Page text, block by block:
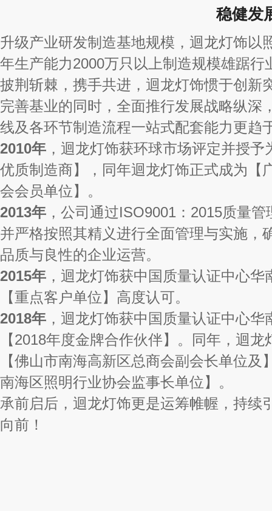
稳健发
升级产业研发制造基地规模，迴龙灯饰以
年生产能力2000万只以上制造规模雄踞行
披荆斩棘，携手共进，迴龙灯饰惯于创新
完善基业的同时，全面推行发展战略纵深
线及各环节制造流程一站式配套能力更趋
2010年 ，迴龙灯饰获环球市场评定并授予
优质制造商】，同年迴龙灯饰正式成为【
会会员单位】。
2013年 ，公司通过ISO9001：2015质量
并严格按照其精义进行全面管理与实施，
品质与良性的企业运营。
2015年 ，迴龙灯饰获中国质量认证中心华
【重点客户单位】高度认可。
2018年 ，迴龙灯饰获中国质量认证中心华
【2018年度金牌合作伙伴】。同年，迴龙
【佛山市南海高新区总商会副会长单位及
南海区照明行业协会监事长单位】。
承前启后，迴龙灯饰更是运筹帷幄，持续
向前！